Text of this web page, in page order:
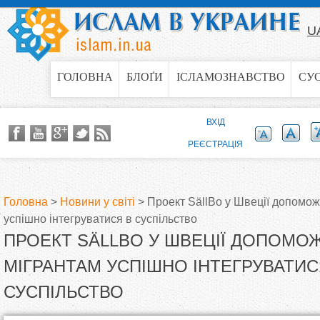
Jump to navigation
ГОЛОВНА БЛОҐИ ІСЛАМОЗНАВСТВО
В
и
є
Головна > Новини у світі > Проект SällBo у Швеції
успішно інтегруватися в суспільство
ПРОЕКТ SÄLLBO У ШВЕЦІЇ
МІГРАНТАМ УСПІШНО
СУСПІЛЬСТВО
ВХІД
РЕЄСТРАЦІЯ